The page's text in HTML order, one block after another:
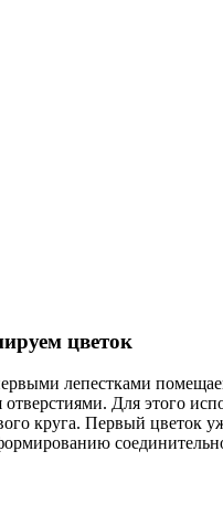
цветок
лепестками
отверстиями. Для этого
круга. Первый цветок